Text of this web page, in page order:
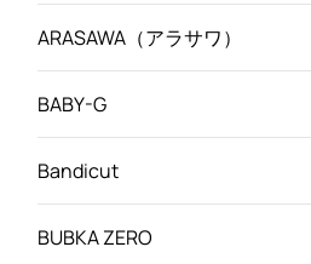
ARASAWA（アラサワ）
BABY-G
Bandicut
BUBKA ZERO